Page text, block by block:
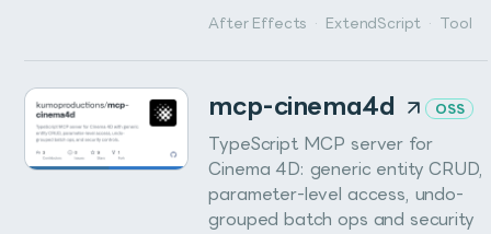
After Effects · ExtendScript · Tool
mcp-cinema4d OSS
TypeScript MCP server for
Cinema 4D: generic entity CRUD,
parameter-level access, undo-
grouped batch ops and security